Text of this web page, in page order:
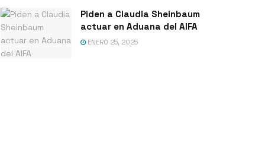
Piden a Claudia Sheinbaum
actuar en Aduana del AIFA
ENERO 25, 2025